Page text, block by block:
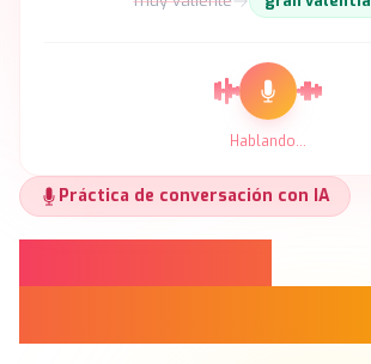
Práctica de conversación con IA
Hablando...